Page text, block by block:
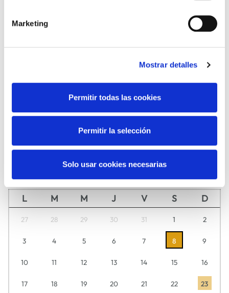
Marketing
Mostrar detalles
Permitir todas las cookies
Permitir la selección
Solo usar cookies necesarias
Agosto2026
Descubre aquí día a día lo que tenemos preparado para ti.
L M M J V S D
27 28 29 30 31 1 2
3 4 5 6 7 8 9
10 11 12 13 14 15 16
17 18 19 20 21 22 23